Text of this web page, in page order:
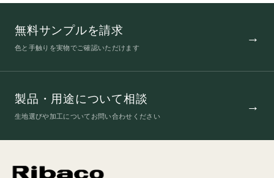
無料サンプルを請求
色と手触りを実物でご確認いただけます
製品・用途について相談
生地選びや加工についてお問い合わせください